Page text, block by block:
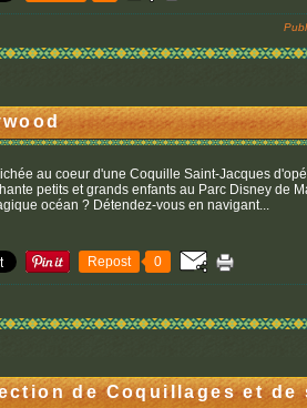
au coeur d'une Coquille Saint-Jacques
petits et grands enfants au Parc Disney de
océan ? Détendez-vous en navigant...
Repost 0
de Coquillages et de